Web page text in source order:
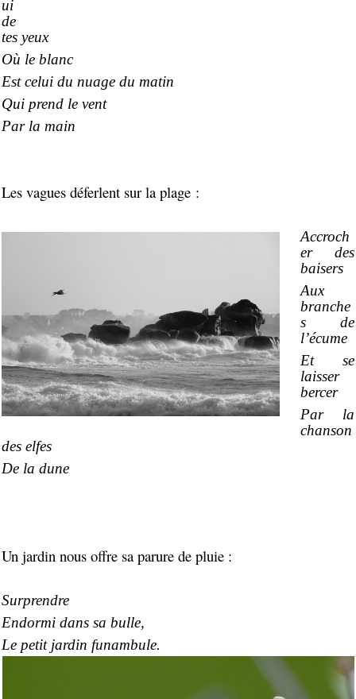
ui
de
tes yeux
Où le blanc
Est celui du nuage du matin
Qui prend le vent
Par la main
Les vagues déferlent sur la plage :
Accroch
er des
baisers
Aux
branche
s de
l’écume
Et se
laisser
bercer
Par la
chanson
des elfes
De la dune
Un jardin nous offre sa parure de pluie :
Surprendre
Endormi dans sa bulle,
Le petit jardin funambule.